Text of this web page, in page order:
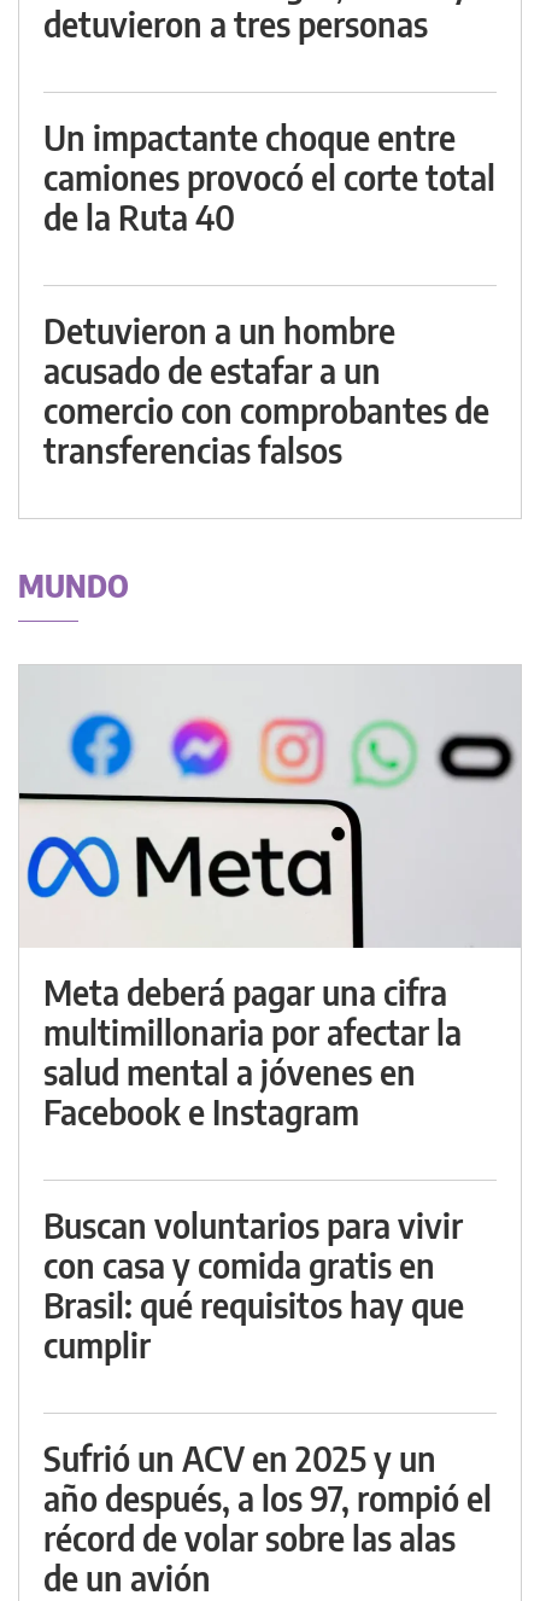
detuvieron a tres personas
Un impactante choque entre
camiones provocó el corte total
de la Ruta 40
Detuvieron a un hombre
acusado de estafar a un
comercio con comprobantes de
transferencias falsos
MUNDO
Meta deberá pagar una cifra
multimillonaria por afectar la
salud mental a jóvenes en
Facebook e Instagram
Buscan voluntarios para vivir
con casa y comida gratis en
Brasil: qué requisitos hay que
cumplir
Sufrió un ACV en 2025 y un
año después, a los 97, rompió el
récord de volar sobre las alas
de un avión